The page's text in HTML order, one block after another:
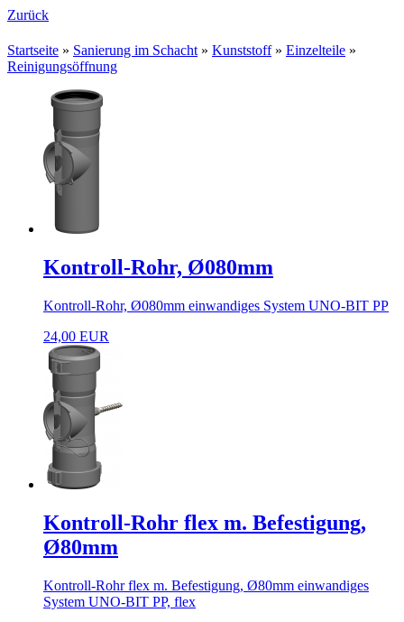
Zurück
Startseite » Sanierung im Schacht» Kunststoff» Einzelteile »
Reinigungsöffnung
Kontroll-Rohr, Ø080mm
Kontroll-Rohr, Ø080mm einwandiges System UNO-BIT PP
24,00 EUR
Kontroll-Rohr flex m. Befestigung,
Ø80mm
Kontroll-Rohr flex m. Befestigung, Ø80mm einwandiges
System UNO-BIT PP, flex